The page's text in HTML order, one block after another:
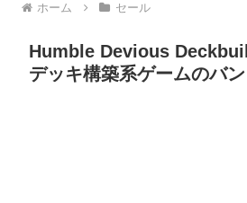
ホーム セール
Humble Devious
デッキ構築系ゲームのバ